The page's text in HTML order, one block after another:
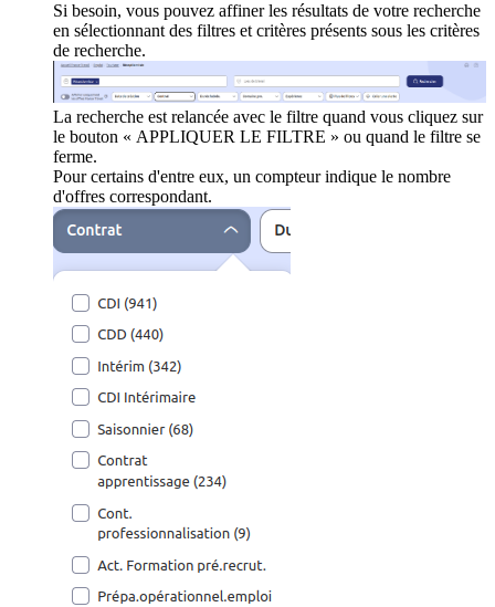
Si besoin, vous pouvez affiner les résultats de votre recherche
en sélectionnant des filtres et critères présents sous les critères
de recherche.
La recherche est relancée avec le filtre quand vous cliquez sur
le bouton « APPLIQUER LE FILTRE » ou quand le filtre se
ferme.
Pour certains d'entre eux, un compteur indique le nombre
d'offres correspondant.